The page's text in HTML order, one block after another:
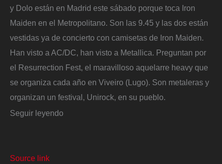
y Dolo están en Madrid este sábado porque toca Iron
Maiden en el Metropolitano. Son las 9.45 y las dos están
vestidas ya de concierto con camisetas de Iron Maiden.
Han visto a AC/DC, han visto a Metallica. Preguntan por
el Resurrection Fest, el maravilloso aquelarre heavy que
se organiza cada año en Viveiro (Lugo). Son metaleras y
organizan un festival, Unirock, en su pueblo.
Seguir leyendo
Source link